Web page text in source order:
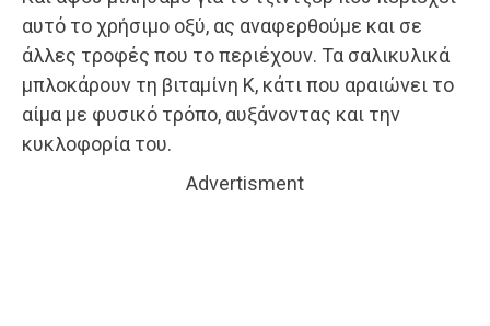
αυτό το χρήσιμο οξύ, ας αναφερθούμε και σε
άλλες τροφές που το περιέχουν. Τα σαλικυλικά
μπλοκάρουν τη βιταμίνη Κ, κάτι που αραιώνει το
αίμα με φυσικό τρόπο, αυξάνοντας και την
κυκλοφορία του.
Advertisment